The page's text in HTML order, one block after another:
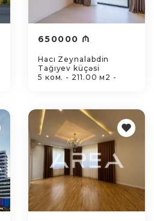
650000 ₼
Hacı Zeynalabdin
Tağıyev küçəsi
5 ком. - 211.00 м2 -